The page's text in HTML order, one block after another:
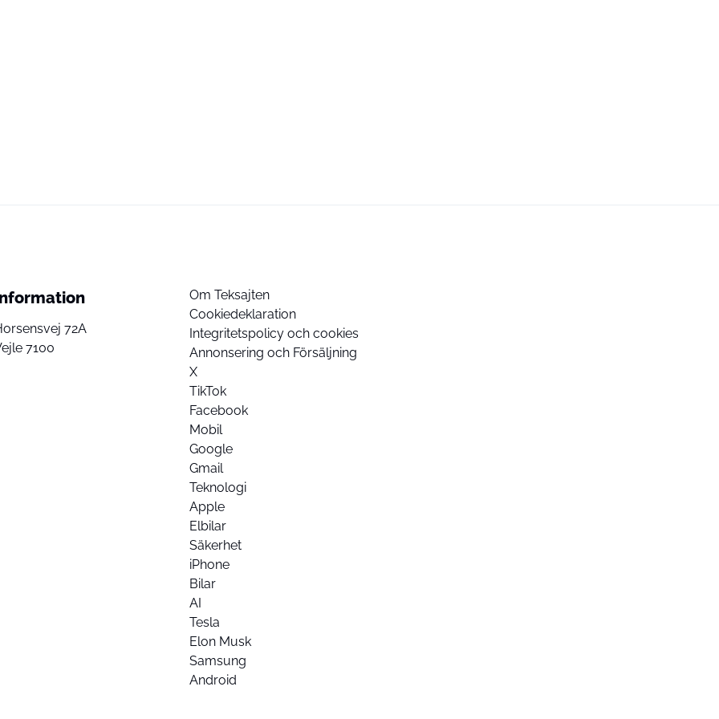
72A
7100
Om Teksajten
Cookiedeklaration
Integritetspolicy och cookies
Annonsering och Försäljning
X
TikTok
Facebook
Mobil
Google
Gmail
Teknologi
Apple
Elbilar
Säkerhet
iPhone
Bilar
AI
Tesla
Elon Musk
Samsung
Android